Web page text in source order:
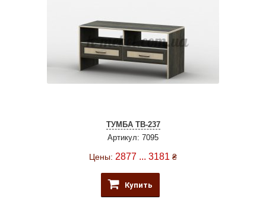
ТУМБА ТВ-237
Артикул: 7095
Цены: 2877 ... 3181 ₴
Купить